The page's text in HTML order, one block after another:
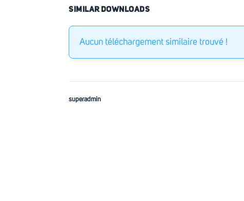
SIMILAR DOWNLOADS
Aucun téléchargement similaire trouvé !
superadmin